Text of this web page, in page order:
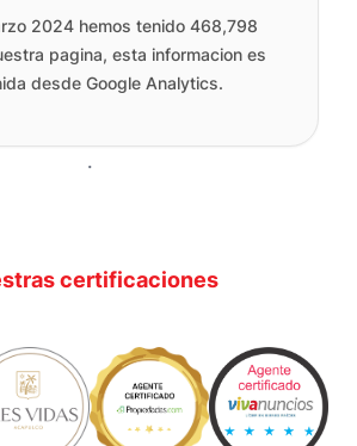
2024 hemos tenido 468,798
pagina, esta informacion es
desde Google Analytics.
.
certificaciones